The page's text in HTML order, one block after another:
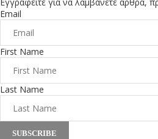
Email
First Name
Last Name
SUBSCRIBE